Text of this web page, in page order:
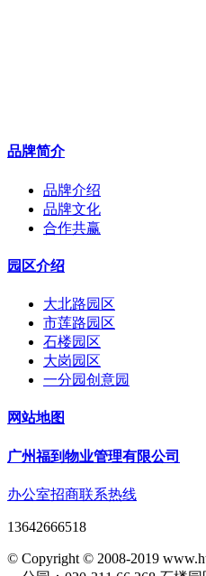
品牌简介
品牌介绍
品牌文化
合作共赢
园区介绍
大北路园区
市莲路园区
石楼园区
大岗园区
一分园创意园
网站地图
广州福到物业管理有限公司
办公室招商联系热线
13642666518
© Copyright © 2008-2019